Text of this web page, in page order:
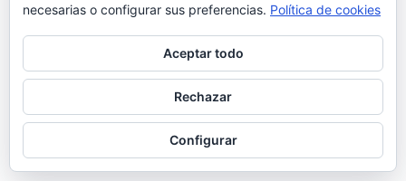
necesarias o configurar sus preferencias. Política de cookies
Aceptar todo
Rechazar
Configurar